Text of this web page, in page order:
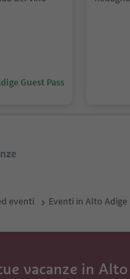
Guest Pass
eventi Eventi in Alto Adige
vacanze in